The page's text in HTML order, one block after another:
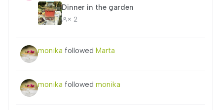
Dinner in the garden
× 2
monika followed Marta
monika followed monika